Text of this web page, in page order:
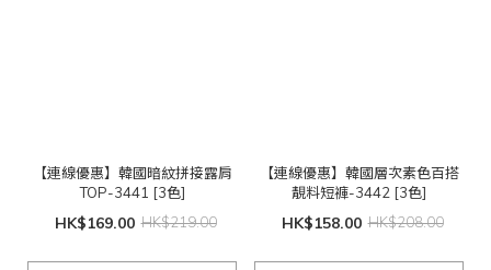
【連線優惠】韓國暗紋拼接露肩
TOP-3441 [3色]
HK$169.00 HK$219.00
【連線優惠】韓國層次素色百搭
靚料短褲-3442 [3色]
HK$158.00 HK$208.00